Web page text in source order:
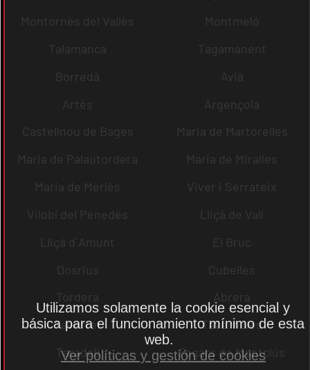
Montornès del Vallès
Montmeló
Talamanca
Tagamanent
Borredà
Avià
Artés
Argençola
Castellnou de Bages
Maria de Martorelles
Maria de Palautordera
Maria de Miralles
Maria de Merlès
Viver i Serrateix
Vilobí del Penedès
Lliçà de Vall
Lliçà d´Amunt
El Bruc
Dosrius
Cubelles
Tordera
Abrera
Tavertet
Tavèrnoles
Taradell
Fogars de Montclús
Utilizamos solamente la cookie esencial y
básica para el funcionamiento mínimo de esta
web.
Ver políticas y gestión de cookies